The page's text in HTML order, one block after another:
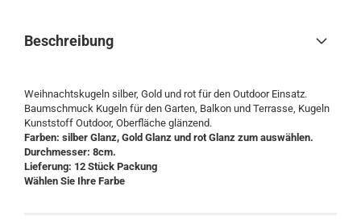
Beschreibung
Weihnachtskugeln silber, Gold und rot für den Outdoor Einsatz.
Baumschmuck Kugeln für den Garten, Balkon und Terrasse, Kugeln
Kunststoff Outdoor, Oberfläche glänzend.
Farben: silber Glanz, Gold Glanz und rot Glanz zum auswählen.
Durchmesser: 8cm.
Lieferung: 12 Stück Packung
Wählen Sie Ihre Farbe